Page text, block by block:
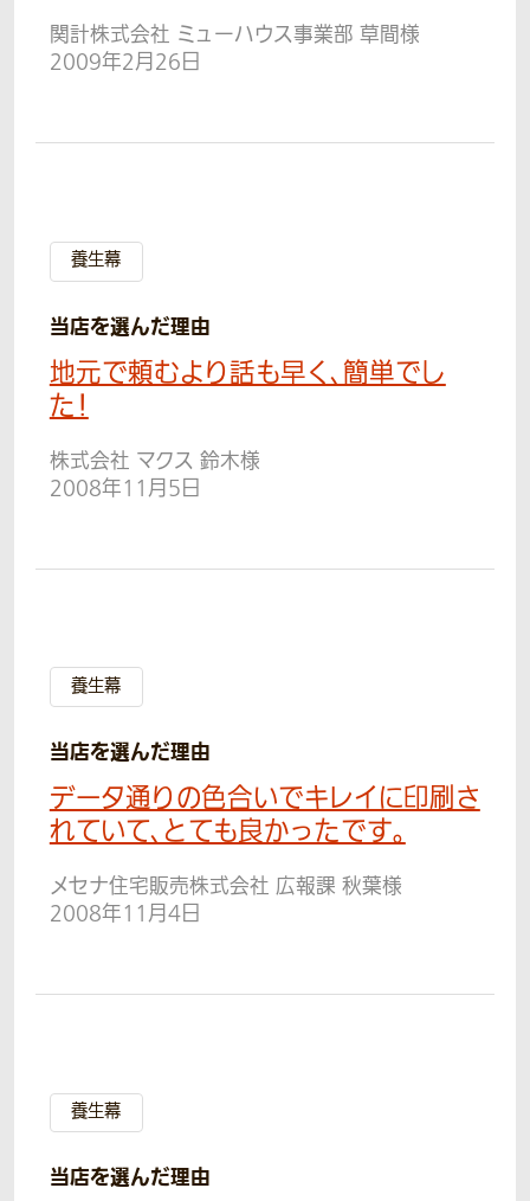
関計株式会社 ミューハウス事業部 草間様
2009年2月26日
養生幕
当店を選んだ理由
地元で頼むより話も早く、簡単でし
た！
株式会社 マクス 鈴木様
2008年11月5日
養生幕
当店を選んだ理由
データ通りの色合いでキレイに印刷さ
れていて、とても良かったです。
メセナ住宅販売株式会社 広報課 秋葉様
2008年11月4日
養生幕
当店を選んだ理由